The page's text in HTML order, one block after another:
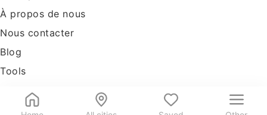
À propos de nous
Nous contacter
Blog
Tools